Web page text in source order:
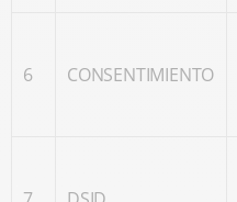
6 CONSENTIMIENTO